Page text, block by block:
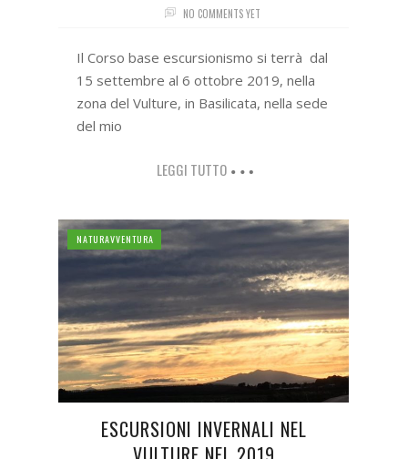
NO COMMENTS YET
Il Corso base escursionismo si terrà dal
15 settembre al 6 ottobre 2019, nella
zona del Vulture, in Basilicata, nella sede
del mio
LEGGI TUTTO
NATURAVVENTURA
ESCURSIONI INVERNALI NEL